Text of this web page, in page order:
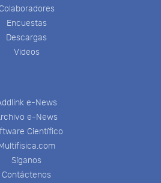
Colaboradores
Encuestas
Descargas
Videos
e-News
e-News
Científico
Síganos
Contáctenos